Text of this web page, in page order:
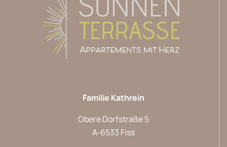
Familie Kathrein
Obere Dorfstraße 5
A-6533 Fiss